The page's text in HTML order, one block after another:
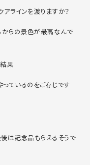
ラインを渡りますか？
らの景色が最高なんで
っているのをご存じです
は記念品もらえるそうで